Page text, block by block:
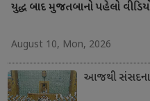
યુદ્ધ બાદ મુજતબાનો પહેલો
August 10, Mon, 2026
આજથી સંસદના